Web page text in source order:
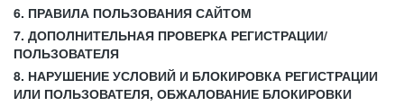
6. ПРАВИЛА ПОЛЬЗОВАНИЯ САЙТОМ
7. ДОПОЛНИТЕЛЬНАЯ ПРОВЕРКА РЕГИСТРАЦИИ/
ПОЛЬЗОВАТЕЛЯ
8. НАРУШЕНИЕ УСЛОВИЙ И БЛОКИРОВКА РЕГИСТРАЦИИ
ИЛИ ПОЛЬЗОВАТЕЛЯ, ОБЖАЛОВАНИЕ БЛОКИРОВКИ